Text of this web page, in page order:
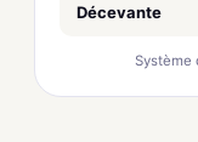
Décevante
Système